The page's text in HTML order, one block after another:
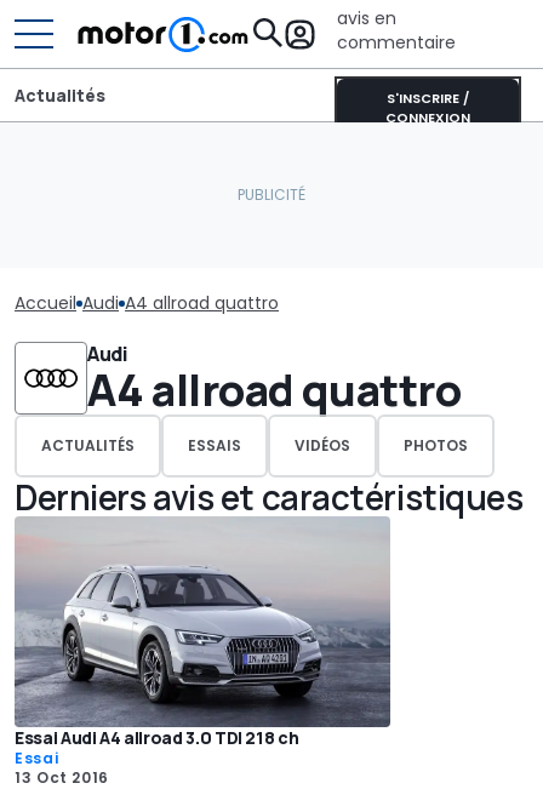
avis en
commentaire
S'INSCRIRE /
CONNEXION
Actualités
Accueil Audi A4 allroad quattro
Audi
A4 allroad quattro
ACTUALITÉS ESSAIS VIDÉOS PHOTOS
Derniers avis et caractéristiques
Essai Audi A4 allroad 3.0 TDI 218 ch
Essai
13 Oct 2016